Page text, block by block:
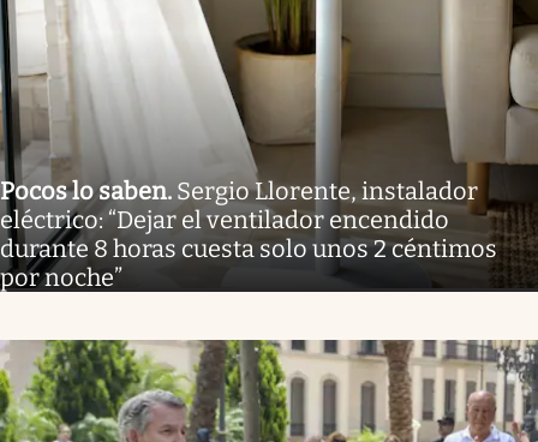
Pocos lo saben. Sergio Llorente, instalador
eléctrico: “Dejar el ventilador encendido
durante 8 horas cuesta solo unos 2 céntimos
por noche”